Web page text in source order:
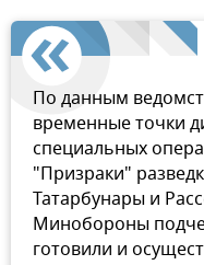
По данным
временные точки
специальных
"Призраки"
Татарбунары и
Минобороны
готовили и